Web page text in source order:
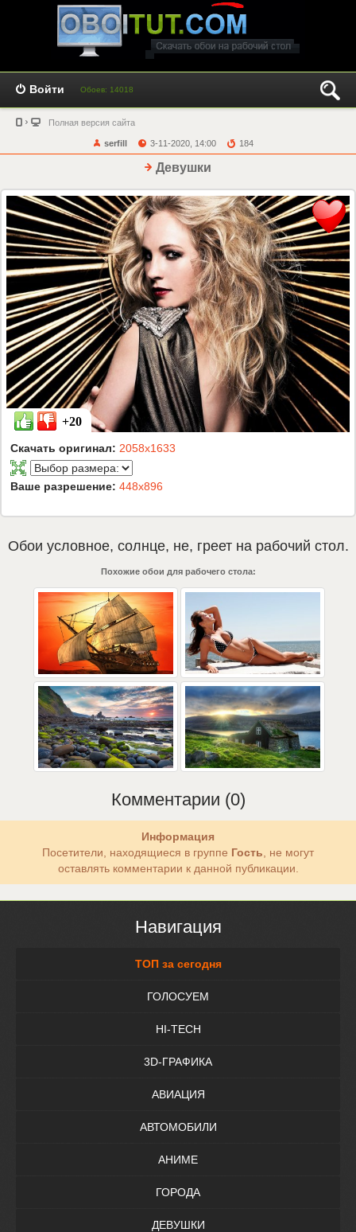
Войти Обоев: 14018
Полная версия сайта
serfill 3-11-2020, 14:00 184
Девушки
+20
Скачать оригинал: 2058x1633
Ваше разрешение: 448x896
Обои условное, солнце, не, греетна рабочий стол.
Похожие обои для рабочего стола:
Комментарии (0)
Информация
Посетители, находящиеся в группе Гость , не могут
оставлять комментарии к данной публикации.
Навигация
ТОП за сегодня
ГОЛОСУЕМ
HI-TECH
3D-ГРАФИКА
АВИАЦИЯ
АВТОМОБИЛИ
АНИМЕ
ГОРОДА
ДЕВУШКИ